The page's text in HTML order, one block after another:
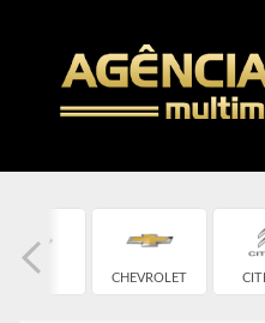
CHERY CHEVROLET